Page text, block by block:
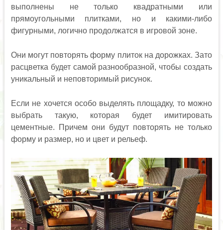
выполнены не только квадратными или
прямоугольными плитками, но и какими-либо
фигурными, логично продолжатся в игровой зоне.
Они могут повторять форму плиток на дорожках. Зато
расцветка будет самой разнообразной, чтобы создать
уникальный и неповторимый рисунок.
Если не хочется особо выделять площадку, то можно
выбрать такую, которая будет имитировать
цементные. Причем они будут повторять не только
форму и размер, но и цвет и рельеф.